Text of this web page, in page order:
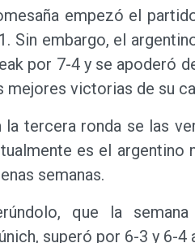
empezó el
Sin embargo, el
por 7-4 y se apoderó
mejores victorias de su
la tercera ronda se las
es el argentino
semanas.
que la
superó por 6-3 y 6-